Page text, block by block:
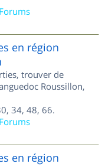
en région
trouver de
Roussillon,
34, 48, 66.
en région